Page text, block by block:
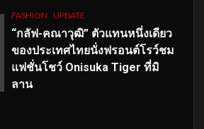
FASHION UPDATE
“กลัฟ-คณาวุฒิ” ตัวแทนหนึ่งเดียว
ของประเทศไทยนั่งฟรอนต์โรว์ชม
แฟชั่นโชว์ Onisuka Tiger ที่มิ
ลาน